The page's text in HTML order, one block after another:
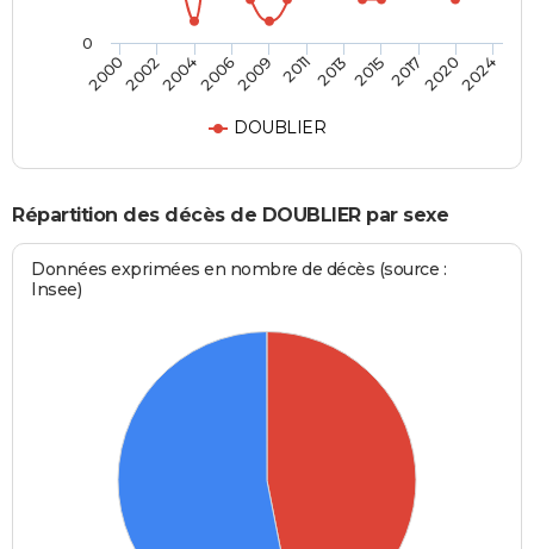
DOUBLIER
20002002200420062009 20112013 2015201720202024
0
Répartition des décès de DOUBLIER par sexe
Données exprimées en nombre de décès (source :
Insee)